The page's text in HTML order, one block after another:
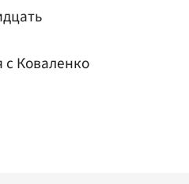
с Коваленко